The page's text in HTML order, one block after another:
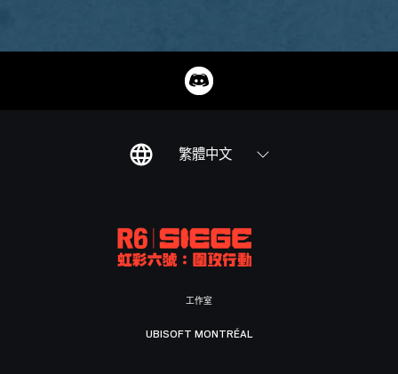
繁體中文
工作室
UBISOFT MONTRÉAL